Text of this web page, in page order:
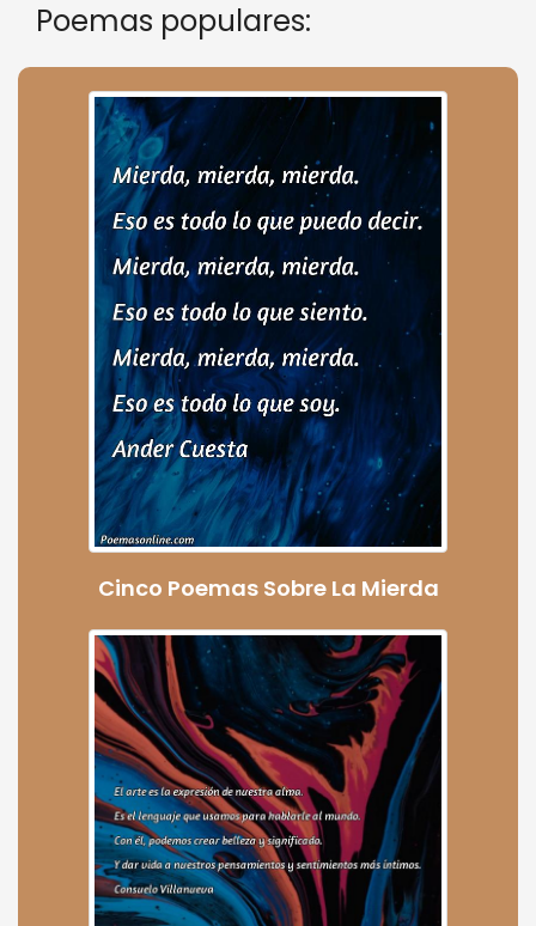
Poemas populares:
Cinco Poemas Sobre La Mierda